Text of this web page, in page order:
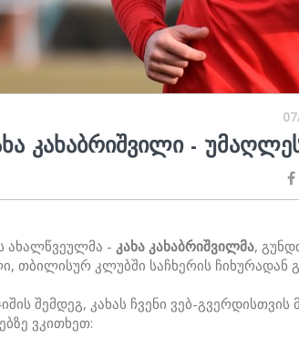
ᲙᲐᲮᲐᲑᲠᲘᲨᲕᲘᲚᲘ -
ახალწვეულმა - კახა კახაბრიშვილმა,
თბილისურ კლუბში საჩხერის ჩიხურადან
შემდეგ, კახას ჩვენი ვებ-
ვკითხეთ: